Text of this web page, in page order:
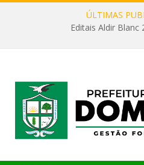
ÚLTIMAS
Editais Aldir Blanc